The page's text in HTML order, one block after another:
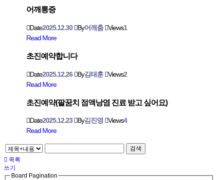
어깨통증
Date2025.12.30 By어깨춤 Views1
Read More
초진예약합니다
Date2025.12.26 By김태훈 Views2
Read More
초진예약(팔꿈치 점액낭염 진료 받고 싶어요)
Date2025.12.23 By김진영 Views4
Read More
검색
목록
쓰기
Board Pagination